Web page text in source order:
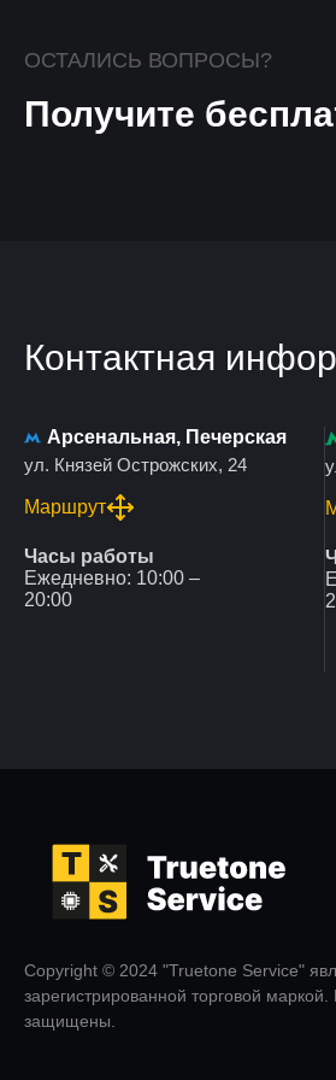
ОСТАЛИСЬ ВОПРОСЫ?
Получите
Контактная
Арсенальная, Печерская
ул. Князей Острожских, 24
Маршрут
Часы работы
Ежедневно: 10:00 –
20:00
Copyright © 2024 "Truetone Service"
зарегистрированной торговой маркой.
защищены.